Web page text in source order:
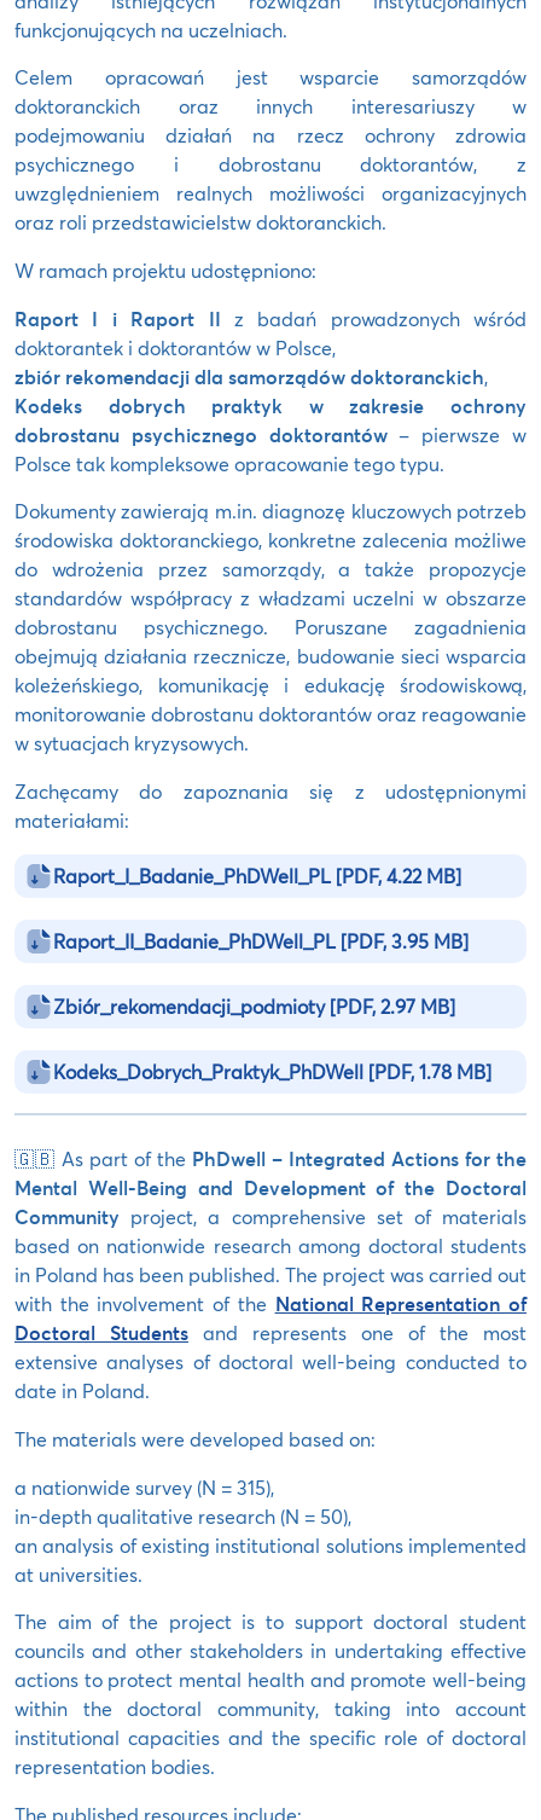
funkcjonujących na uczelniach.
Celem opracowań jest wsparcie samorządów
doktoranckich oraz innych interesariuszy w
podejmowaniu działań na rzecz ochrony zdrowia
psychicznego i dobrostanu doktorantów, z
uwzględnieniem realnych możliwości organizacyjnych
oraz roli przedstawicielstw doktoranckich.
W ramach projektu udostępniono:
Raport I i Raport II z badań prowadzonych wśród
doktorantek i doktorantów w Polsce,
zbiór rekomendacji dla samorządów doktoranckich,
Kodeks dobrych praktyk w zakresie ochrony
dobrostanu psychicznego doktorantów– pierwsze w
Polsce tak kompleksowe opracowanie tego typu.
Dokumenty zawierają m.in. diagnozę kluczowych potrzeb
środowiska doktoranckiego, konkretne zalecenia możliwe
do wdrożenia przez samorządy, a także propozycje
standardów współpracy z władzami uczelni w obszarze
dobrostanu psychicznego. Poruszane zagadnienia
obejmują działania rzecznicze, budowanie sieci wsparcia
koleżeńskiego, komunikację i edukację środowiskową,
monitorowanie dobrostanu doktorantów oraz reagowanie
w sytuacjach kryzysowych.
Zachęcamy do zapoznania się z udostępnionymi
materiałami:
Raport_I_Badanie_PhDWell_PL [PDF, 4.22 MB]
Raport_II_Badanie_PhDWell_PL [PDF, 3.95 MB]
Zbiór_rekomendacji_podmioty[PDF, 2.97 MB]
Kodeks_Dobrych_Praktyk_PhDWell [PDF, 1.78 MB]
🇬🇧 As part of the PhDwell – Integrated Actions for the
Mental Well-Being and Development of the Doctoral
Community project, a comprehensive set of materials
based on nationwide research among doctoral students
in Poland has been published. The project was carried out
with the involvement of the National Representation of
Doctoral Students and represents one of the most
extensive analyses of doctoral well-being conducted to
date in Poland.
The materials were developed based on:
a nationwide survey (N = 315),
in-depth qualitative research (N = 50),
an analysis of existing institutional solutions implemented
at universities.
The aim of the project is to support doctoral student
councils and other stakeholders in undertaking effective
actions to protect mental health and promote well-being
within the doctoral community, taking into account
institutional capacities and the specific role of doctoral
representation bodies.